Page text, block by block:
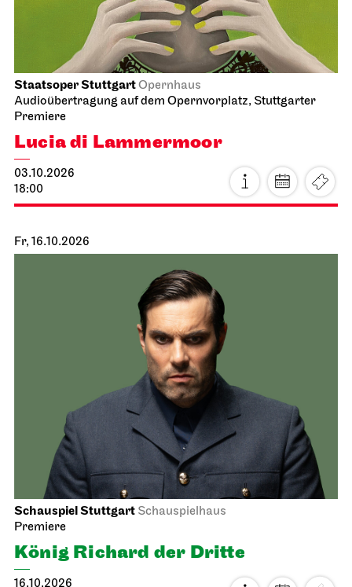
Staatsoper StuttgartOpernhaus
Audioübertragung auf dem Opernvorplatz, Stuttgarter
Premiere
Lucia di Lammermoor
03.10.2026
18:00
Fr, 16.10.2026
Schauspiel Stuttgart Schauspielhaus
Premiere
König Richard der Dritte
16.10.2026